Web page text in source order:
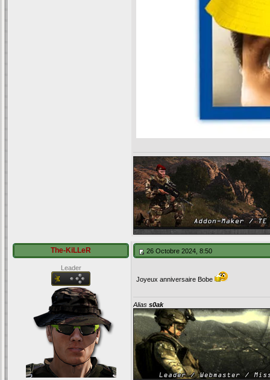
The-KiLLeR
Leader
26 Octobre 2024, 8:50
Joyeux anniversaire Bobe
Alias s0ak